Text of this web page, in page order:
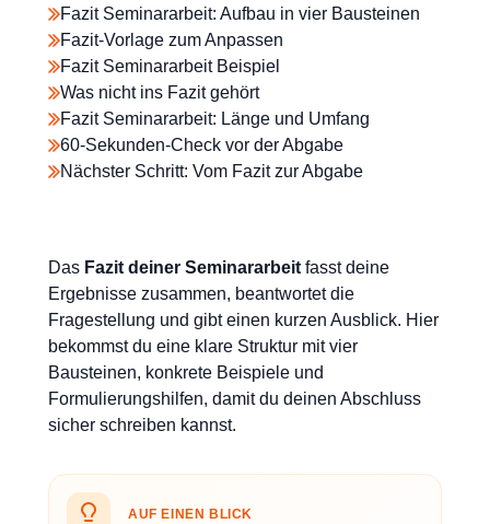
Fazit Seminararbeit: Aufbau in vier Bausteinen
Fazit-Vorlage zum Anpassen
Fazit Seminararbeit Beispiel
Was nicht ins Fazit gehört
Fazit Seminararbeit: Länge und Umfang
60-Sekunden-Check vor der Abgabe
Nächster Schritt: Vom Fazit zur Abgabe
Das Fazit deiner Seminararbeit fasst deine
Ergebnisse zusammen, beantwortet die
Fragestellung und gibt einen kurzen Ausblick. Hier
bekommst du eine klare Struktur mit vier
Bausteinen, konkrete Beispiele und
Formulierungshilfen, damit du deinen Abschluss
sicher schreiben kannst.
AUF EINEN BLICK